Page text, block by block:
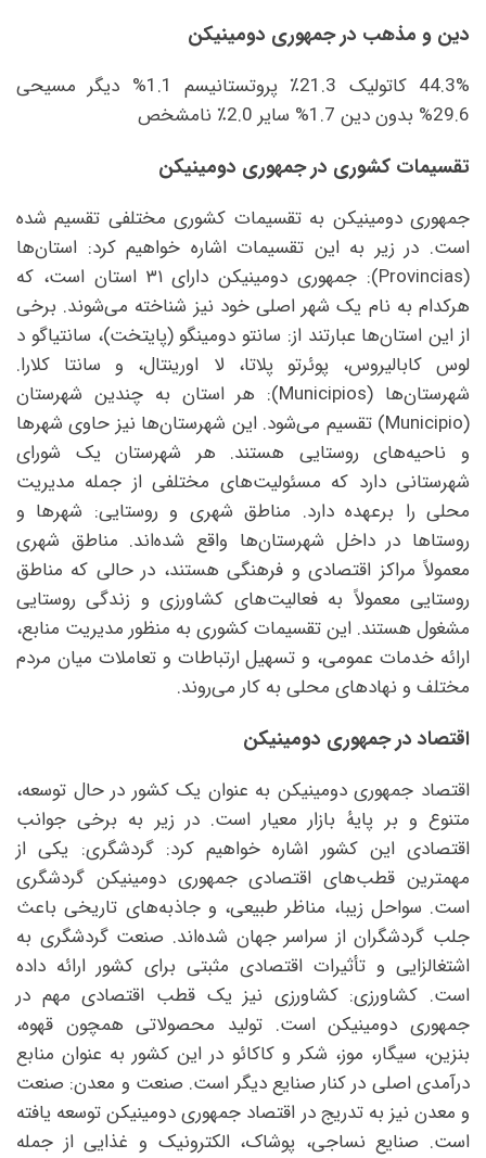
دین و مذهب در جمهوری دومینیکن
44.3% کاتولیک 21.3٪ پروتستانیسم 1.1% دیگر مسیحی
29.6% بدون دین 1.7% سایر 2.0٪ نامشخص
تقسیمات کشوری در جمهوری دومینیکن
جمهوری دومینیکن به تقسیمات کشوری مختلفی تقسیم شده
است. در زیر به این تقسیمات اشاره خواهیم کرد: استان‌ها
(Provincias): جمهوری دومینیکن دارای ۳۱ استان است، که
هرکدام به نام یک شهر اصلی خود نیز شناخته می‌شوند. برخی
از این استان‌ها عبارتند از: سانتو دومینگو (پایتخت)، سانتیاگو د
لوس کابالیروس، پوئرتو پلاتا، لا اورینتال، و سانتا کلارا.
شهرستان‌ها (Municipios): هر استان به چندین شهرستان
(Municipio) تقسیم می‌شود. این شهرستان‌ها نیز حاوی شهرها
و ناحیه‌های روستایی هستند. هر شهرستان یک شورای
شهرستانی دارد که مسئولیت‌های مختلفی از جمله مدیریت
محلی را برعهده دارد. مناطق شهری و روستایی: شهرها و
روستاها در داخل شهرستان‌ها واقع شده‌اند. مناطق شهری
معمولاً مراکز اقتصادی و فرهنگی هستند، در حالی که مناطق
روستایی معمولاً به فعالیت‌های کشاورزی و زندگی روستایی
مشغول هستند. این تقسیمات کشوری به منظور مدیریت منابع،
ارائه خدمات عمومی، و تسهیل ارتباطات و تعاملات میان مردم
مختلف و نهادهای محلی به کار می‌روند.
اقتصاد در جمهوری دومینیکن
اقتصاد جمهوری دومینیکن به عنوان یک کشور در حال توسعه،
متنوع و بر پایهٔ بازار معیار است. در زیر به برخی جوانب
اقتصادی این کشور اشاره خواهیم کرد: گردشگری: یکی از
مهمترین قطب‌های اقتصادی جمهوری دومینیکن گردشگری
است. سواحل زیبا، مناظر طبیعی، و جاذبه‌های تاریخی باعث
جلب گردشگران از سراسر جهان شده‌اند. صنعت گردشگری به
اشتغالزایی و تأثیرات اقتصادی مثبتی برای کشور ارائه داده
است. کشاورزی: کشاورزی نیز یک قطب اقتصادی مهم در
جمهوری دومینیکن است. تولید محصولاتی همچون قهوه،
بنزین، سیگار، موز، شکر و کاکائو در این کشور به عنوان منابع
درآمدی اصلی در کنار صنایع دیگر است. صنعت و معدن: صنعت
و معدن نیز به تدریج در اقتصاد جمهوری دومینیکن توسعه یافته
است. صنایع نساجی، پوشاک، الکترونیک و غذایی از جمله